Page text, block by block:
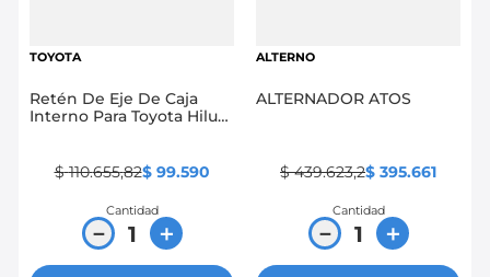
TOYOTA
Retén De Eje De Caja
Interno Para Toyota Hilux
$ 110.655,82$ 99.590
Cantidad
＋
－
ALTERNO
ALTERNADOR ATOS
$ 439.623,2$ 395.661
Cantidad
＋
－